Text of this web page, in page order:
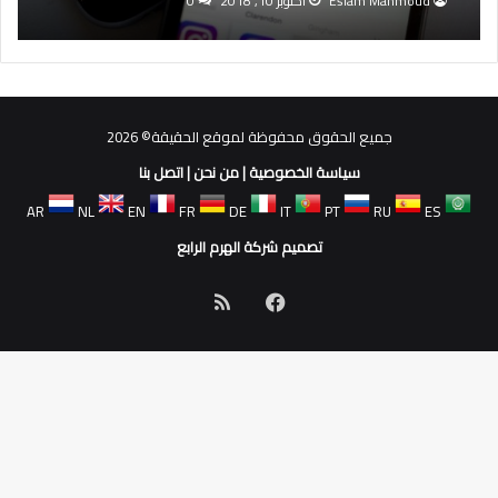
جميع الحقوق محفوظة لموقع الحقيقة© 2026
سياسة الخصوصية|من نحن|اتصل بنا
AR
NL EN FR DE IT PT RU
ES
تصميم شركة الهرم الرابع
فيسبوك
الموقع